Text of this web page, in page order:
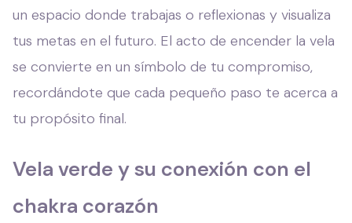
un espacio donde trabajas o reflexionas y visualiza
tus metas en el futuro. El acto de encender la vela
se convierte en un símbolo de tu compromiso,
recordándote que cada pequeño paso te acerca a
tu propósito final.
Vela verde y su conexión con el
chakra corazón